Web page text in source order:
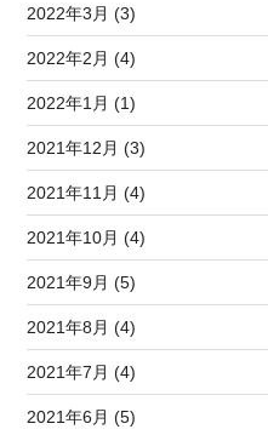
2022年3月 (3)
2022年2月 (4)
2022年1月 (1)
2021年12月 (3)
2021年11月 (4)
2021年10月 (4)
2021年9月 (5)
2021年8月 (4)
2021年7月 (4)
2021年6月 (5)